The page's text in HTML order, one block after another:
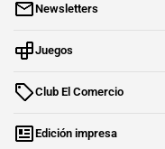
Newsletters
Juegos
Club El Comercio
Edición impresa